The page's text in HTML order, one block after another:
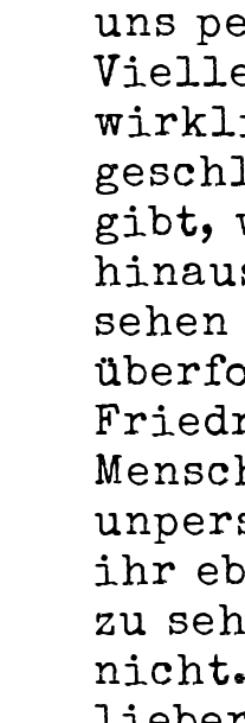
uns
gibt,
ihr
zu